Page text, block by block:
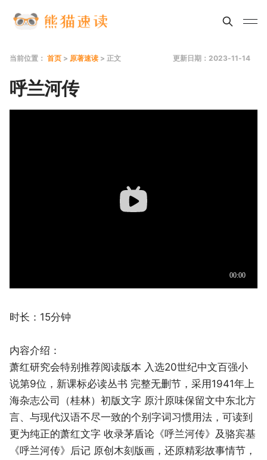
当前位置： 首页 > 原著速读 > 正文 更新日期：2023-11-14
呼兰河传
时长：15分钟
内容介绍：
萧红研究会特别推荐阅读版本 入选20世纪中文百强小
说第9位，新课标必读丛书 完整无删节，采用1941年上
海杂志公司（桂林）初版文字 原汁原味保留文中东北方
言、与现代汉语不尽一致的个别字词习惯用法，可读到
更为纯正的萧红文字 收录茅盾论《呼兰河传》及骆宾基
《呼兰河传》后记 原创木刻版画，还原精彩故事情节，